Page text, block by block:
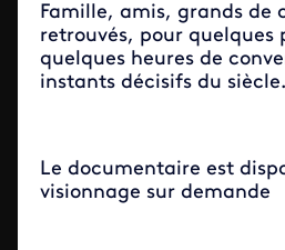
Famille, amis, grands de
retrouvés, pour quelques
quelques heures de
instants décisifs du siècle.
Le documentaire est
visionnage sur demande